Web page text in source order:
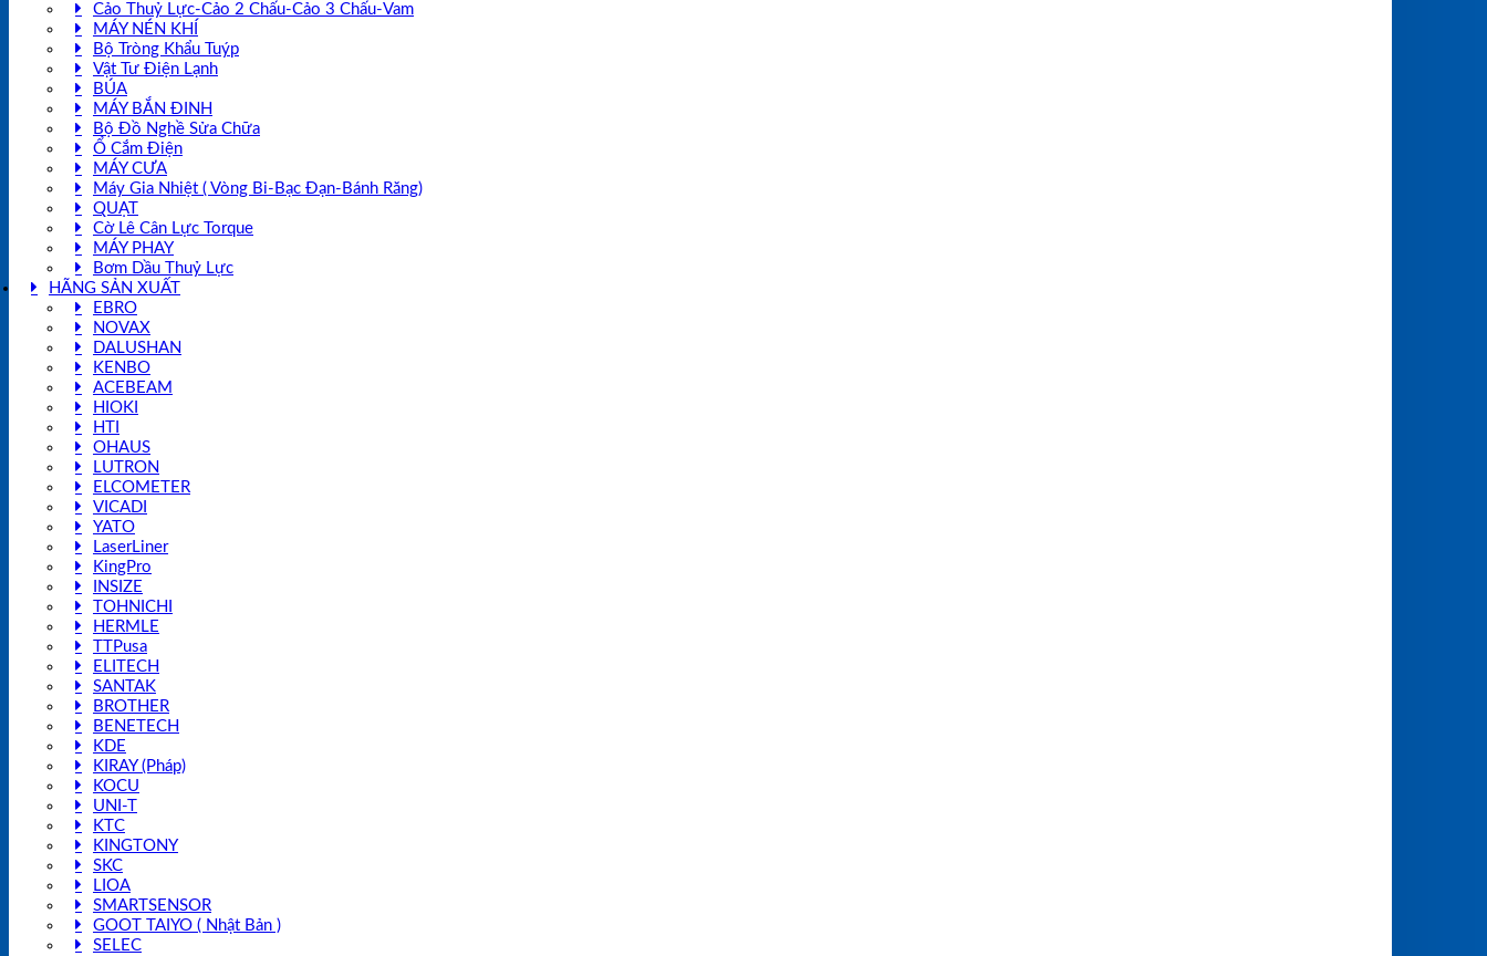
Cảo Thuỷ Lực-Cảo 2 Chấu-Cảo 3 Chấu-Vam
MÁY NÉN KHÍ
Bộ Tròng Khẩu Tuýp
Vật Tư Điện Lạnh
BÚA
MÁY BẮN ĐINH
Bộ Đồ Nghề Sửa Chữa
Ổ Cắm Điện
MÁY CƯA
Máy Gia Nhiệt ( Vòng Bi-Bạc Đạn-Bánh Răng)
QUẠT
Cờ Lê Cân Lực Torque
MÁY PHAY
Bơm Dầu Thuỷ Lực
HÃNG SẢN XUẤT
EBRO
NOVAX
DALUSHAN
KENBO
ACEBEAM
HIOKI
HTI
OHAUS
LUTRON
ELCOMETER
VICADI
YATO
LaserLiner
KingPro
INSIZE
TOHNICHI
HERMLE
TTPusa
ELITECH
SANTAK
BROTHER
BENETECH
KDE
KIRAY (Pháp)
KOCU
UNI-T
KTC
KINGTONY
SKC
LIOA
SMARTSENSOR
GOOT TAIYO ( Nhật Bản )
SELEC